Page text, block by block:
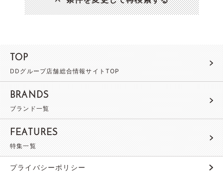
TOP
DDグループ店舗総合情報サイトTOP
BRANDS
ブランド一覧
FEATURES
特集一覧
プライバシーポリシー